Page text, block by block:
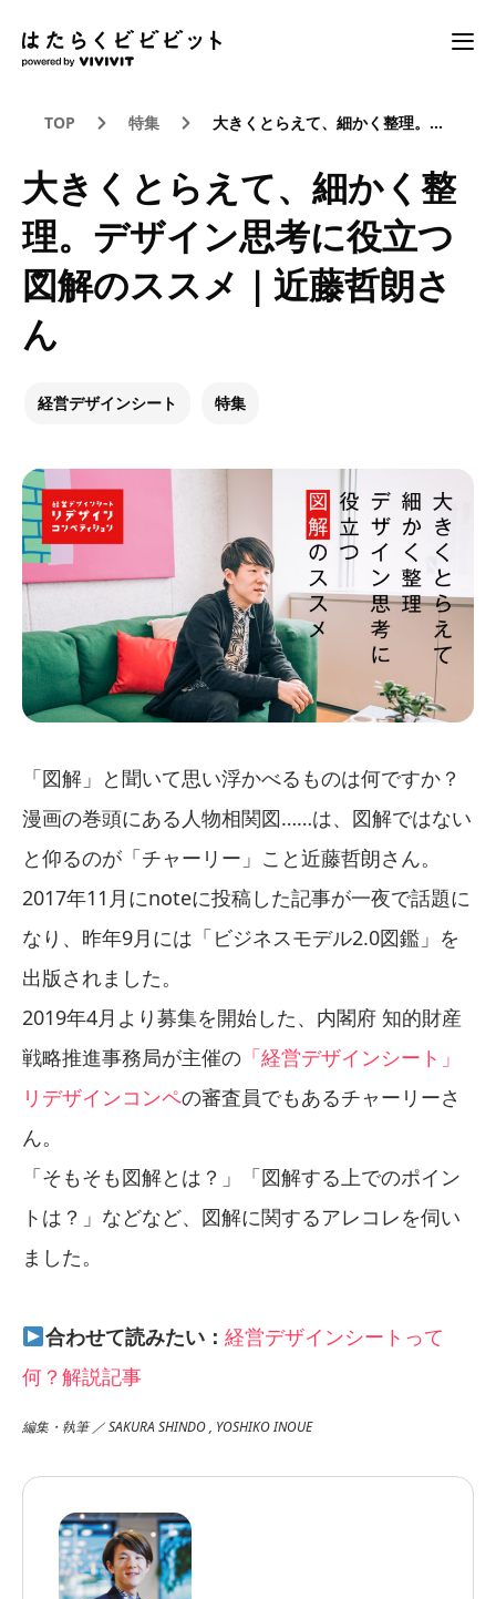
TOP 特集 大きくとらえて、細かく整理。デザイン思考に役立つ図解のススメ｜近藤哲朗さん
大きくとらえて、細かく整
理。デザイン思考に役立つ
図解のススメ｜近藤哲朗さ
ん
経営デザインシート 特集
「図解」と聞いて思い浮かべるものは何ですか？
漫画の巻頭にある人物相関図……は、図解ではない
と仰るのが「チャーリー」こと近藤哲朗さん。
2017年11月にnoteに投稿した記事が一夜で話題に
なり、昨年9月には「ビジネスモデル2.0図鑑」を
出版されました。
2019年4月より募集を開始した、内閣府 知的財産
戦略推進事務局が主催の 「経営デザインシート」
リデザインコンペの審査員でもあるチャーリーさ
ん。
「そもそも図解とは？」「図解する上でのポイン
トは？」などなど、図解に関するアレコレを伺い
ました。
合わせて読みたい： 経営デザインシートって
何？解説記事
編集・執筆 ／ SAKURA SHINDO , YOSHIKO INOUE